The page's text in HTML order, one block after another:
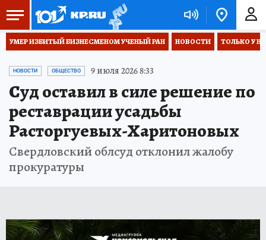
УМЕР ИЗБИТЫЙ БИЗНЕСМЕНОМ УЧЕНЫЙ РАН НОВОСТИ ТОЛЬКО У
НОВОСТИ ОБЩЕСТВО 9 июля 2026 8:33
Суд оставил в силе решение по
реставрации усадьбы
Расторгуевых-Харитоновых
Свердловский облсуд отклонил жалобу
прокуратуры